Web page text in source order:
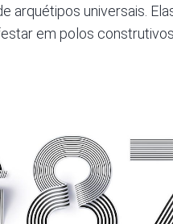
arquétipos universais.
em polos